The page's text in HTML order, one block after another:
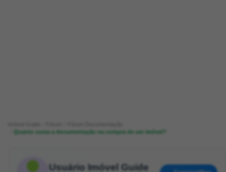
Quanto custa a documentação na compra de um imóvel?
Usuário Imóvel Guide